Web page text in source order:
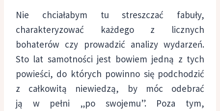
Nie chciałabym tu streszczać fabuły,
charakteryzować każdego z licznych
bohaterów czy prowadzić analizy wydarzeń.
Sto lat samotności jest bowiem jedną z tych
powieści, do których powinno się podchodzić
z całkowitą niewiedzą, by móc odebrać
ją w pełni „po swojemu”. Poza tym,